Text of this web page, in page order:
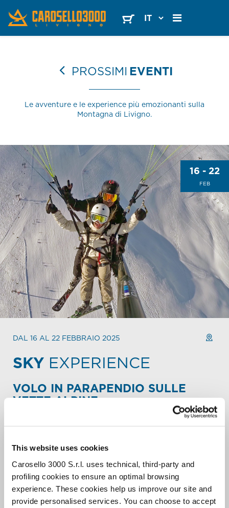
This website uses cookies
Carosello 3000 S.r.l. uses technical, third-party and
profiling cookies to ensure an optimal browsing
experience. These cookies help us improve our site and
provide personalised services. You can choose to accept
PROSSIMI EVENTI
Le avventure e le experience più emozionanti sulla
Montagna di Livigno.
16 - 22
FEB
DAL 16 AL 22 FEBBRAIO 2025
SKY EXPERIENCE
VOLO IN PARAPENDIO SULLE
VETTE ALPINE.
Eleva al massimo il tuo mountain escape. Sorvola le piste
e il backcountry di Carosello 3000. Volteggia al di sopra
valle di Livigno.
La Sky Experience è un’attività esclusiva a
partecipazione limitata. In media riusciamo a far volare
50 persone a settimana. Affrettati prima che i posti
disponibili vengano esauriti.